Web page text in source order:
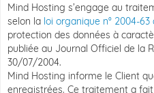
Mind Hosting s’engage au
selon la loi organique n° 2004-
protection des données à
publiée au Journal Officiel de la
30/07/2004.
Mind Hosting informe le Client
enregistrées. Ce traitement a fait